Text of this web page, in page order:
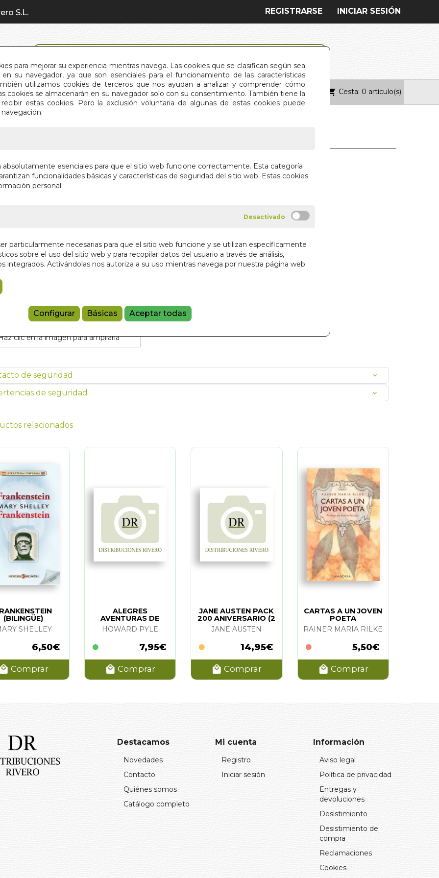
para mejorar su experiencia mientras navega. Las cookies que se clasifican según sea
su navegador, ya que son esenciales para el funcionamiento de las características
utilizamos cookies de terceros que nos ayudan a analizar y comprender cómo
cookies se almacenarán en su navegador solo con su consentimiento. También tiene la
estas cookies. Pero la exclusión voluntaria de algunas de estas cookies puede
absolutamente esenciales para que el sitio web funcione correctamente. Esta categoría
funcionalidades básicas y características de seguridad del sitio web. Estas cookies
personal.
particularmente necesarias para que el sitio web funcione y se utilizan específicamente
sobre el uso del sitio web y para recopilar datos del usuario a través de análisis,
integrados. Activándolas nos autoriza a su uso mientras navega por nuestra página web.
Configurar Básicas Aceptar todas
S.L. INICIAR SESIÓN
REGISTRARSE
INICIO QUIÉNES SOMOS CONTACTO Cesta: 0 artículo(s)
clic en la imagen para ampliarla
APOLOGIA DE SOCRATES.
CRITON. FEDON
6,75 €
Añadir a la cesta
de seguridad
de seguridad
relacionados
(BILINGÜE)
SHELLEY
6,50€
Comprar
ALEGRES
AVENTURAS DE
ROBIN HOOD. LAS
HOWARD PYLE
7,95€
Comprar
JANE AUSTEN PACK
200 ANIVERSARIO (2
TOMOS)
JANE AUSTEN
14,95€
Comprar
CARTAS A UN JOVEN
POETA
RAINER MARIA RILKE
5,50€
Comprar
Destacamos
Novedades
Contacto
Quiénes somos
Catálogo completo
Mi cuenta
Registro
Iniciar sesión
Información
Aviso legal
Política de privacidad
Entregas y
devoluciones
Desistimiento
Desistimiento de
compra
Reclamaciones
Cookies